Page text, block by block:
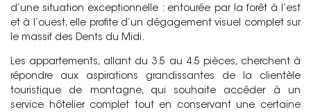
d’une situation exceptionnelle : entourée par la forêt à l’est
et à l’ouest, elle profite d’un dégagement visuel complet sur
le massif des Dents du Midi.
Les appartements, allant du 3.5 au 4.5 pièces, cherchent à
répondre aux aspirations grandissantes de la clientèle
touristique de montagne, qui souhaite accéder à un
service hôtelier complet tout en conservant une certaine